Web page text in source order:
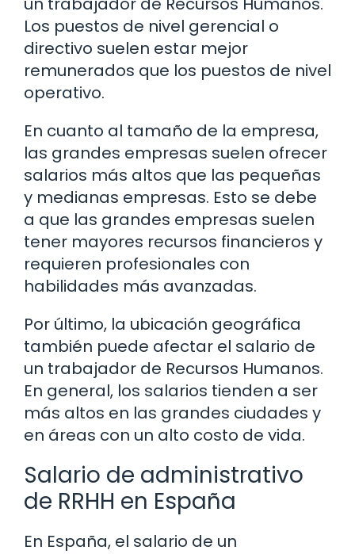
Los puestos de nivel gerencial o
directivo suelen estar mejor
remunerados que los puestos de nivel
operativo.
En cuanto al tamaño de la empresa,
las grandes empresas suelen ofrecer
salarios más altos que las pequeñas
y medianas empresas. Esto se debe
a que las grandes empresas suelen
tener mayores recursos financieros y
requieren profesionales con
habilidades más avanzadas.
Por último, la ubicación geográfica
también puede afectar el salario de
un trabajador de Recursos Humanos.
En general, los salarios tienden a ser
más altos en las grandes ciudades y
en áreas con un alto costo de vida.
Salario de administrativo
de RRHH en España
En España, el salario de un